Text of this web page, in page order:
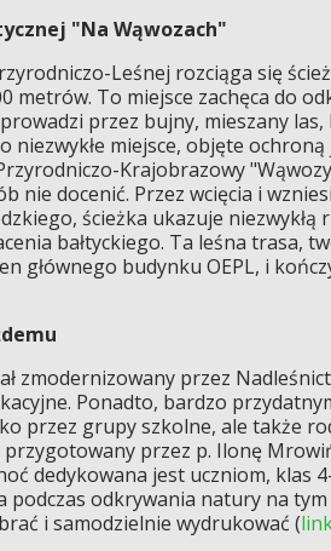
"Na Wąwozach"
Leśnej rozciąga się
metrów. To miejsce zachęca do
przez bujny, mieszany
niezwykłe miejsce, objęte
Krajobrazowy
nie docenić. Przez wcięcia i
ścieżka ukazuje niezwykłą
bałtyckiego. Ta leśna trasa,
głównego budynku OEPL, i
zmodernizowany przez
Ponadto, bardzo
przez grupy szkolne, ale także
przez p. Ilonę
dedykowana jest uczniom, klas
podczas odkrywania natury na
i samodzielnie wydrukować (